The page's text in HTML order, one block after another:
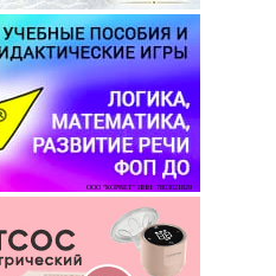
ООО "КОРВЕТ" ИНН: 7803021829